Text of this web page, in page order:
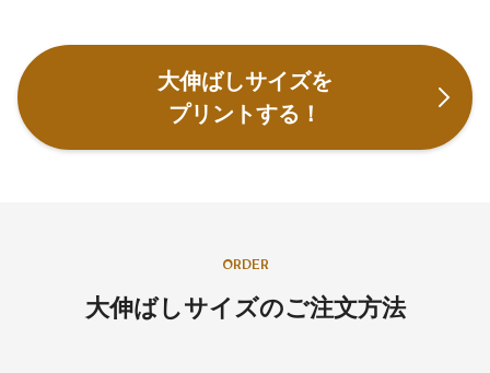
大伸ばしサイズを
プリントする！
ORDER
大伸ばしサイズのご注文方法